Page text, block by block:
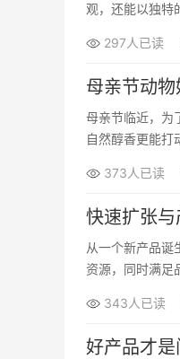
观，还能以独特
297人已读
母亲节动
母亲节临近，为
自然醇香更能打
373人已读
快速扩张
从一个新产品诞
资源，同时满足
343人已读
好产品才